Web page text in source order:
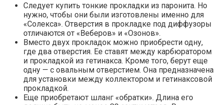
Следует купить тонкие прокладки из паронита. Но
нужно, чтобы они были изготовлены именно для
«Солекса». Отверстия в прокладке под диффузоры
отличаются от «Веберов» и «Озонов».
Вместо двух прокладок можно приобрести одну,
где два отверстия. Ее ставят между карбюратором
и прокладкой из гетинакса. Кроме того, берут еще
одну — с овальным отверстием. Она предназначена
для установки между коллектором и гетинаксовой
прокладкой.
Еще приобретают шланг «обратки». Длина его